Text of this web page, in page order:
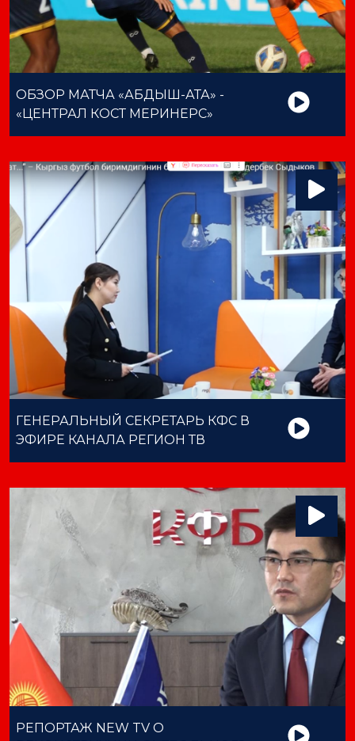
ОБЗОР МАТЧА «АБДЫШ-АТА» -
«ЦЕНТРАЛ КОСТ МЕРИНЕРС»
ГЕНЕРАЛЬНЫЙ СЕКРЕТАРЬ КФС В
ЭФИРЕ КАНАЛА РЕГИОН ТВ
РЕПОРТАЖ NEW TV О